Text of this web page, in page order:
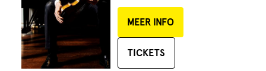
MEER INFO
TICKETS